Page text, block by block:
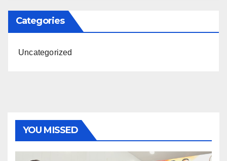
Categories
Uncategorized
YOU MISSED